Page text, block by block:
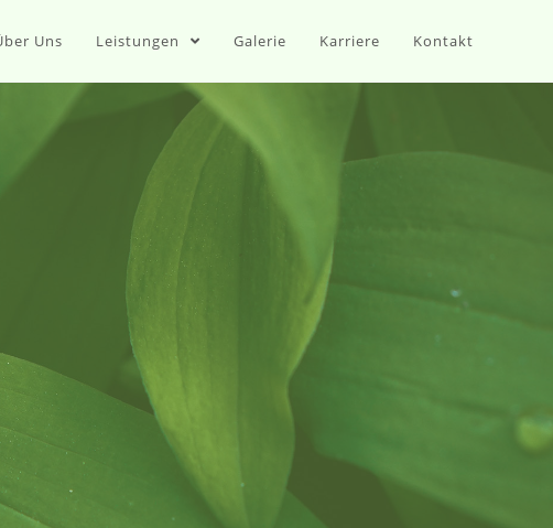
Uns Leistungen Galerie Karriere Kontakt